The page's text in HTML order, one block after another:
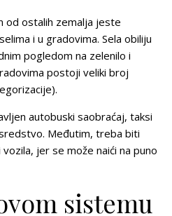
od ostalih zemalja jeste
i u gradovima. Sela obiliju
pogledom na zelenilo i
postoji veliki broj
autobuski saobraćaj, taksi
Međutim, treba biti
jer se može naići na puno
sistemu